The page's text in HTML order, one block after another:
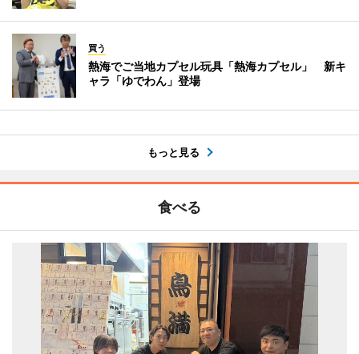
買う
熱海でご当地カプセル玩具「熱海カプセル」 新キ
ャラ「ゆでわん」登場
もっと見る
食べる